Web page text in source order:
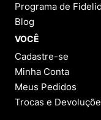
Programa de
Blog
VOCÊ
Cadastre-se
Minha Conta
Meus Pedidos
Trocas e